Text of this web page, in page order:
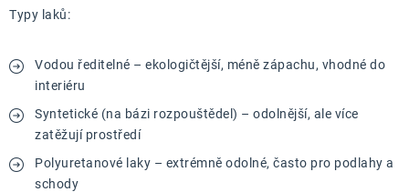
Typy laků:
Vodou ředitelné – ekologičtější, méně zápachu, vhodné do
interiéru
Syntetické (na bázi rozpouštědel) – odolnější, ale více
zatěžují prostředí
Polyuretanové laky – extrémně odolné, často pro podlahy a
schody